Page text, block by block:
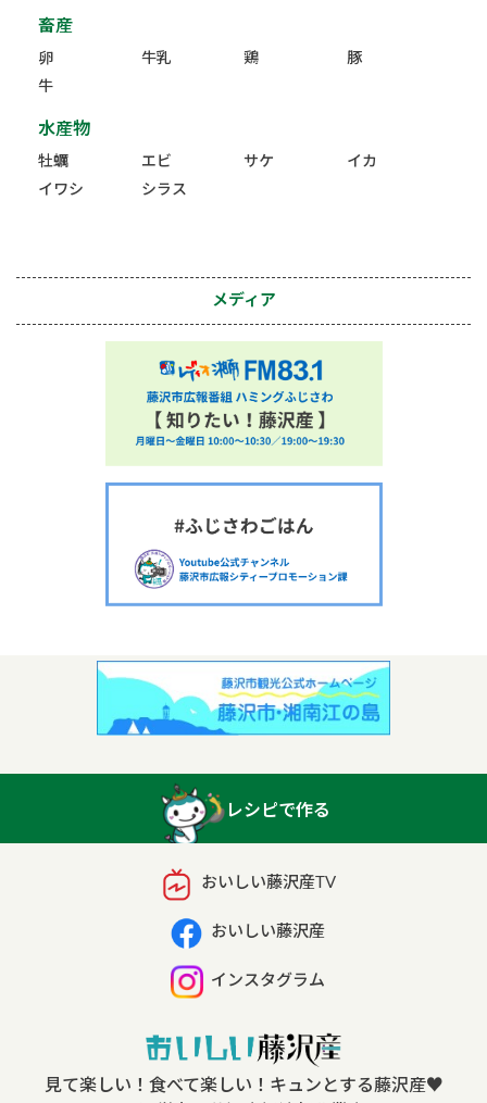
畜産
卵 牛乳 鶏
豚
牛
水産物
牡蠣 エビ サケ
イカ
イワシ
シラス
メディア
レシピで作る
おいしい藤沢産TV
おいしい藤沢産
インスタグラム
見て楽しい！食べて楽しい！キュンとする藤沢産♥︎